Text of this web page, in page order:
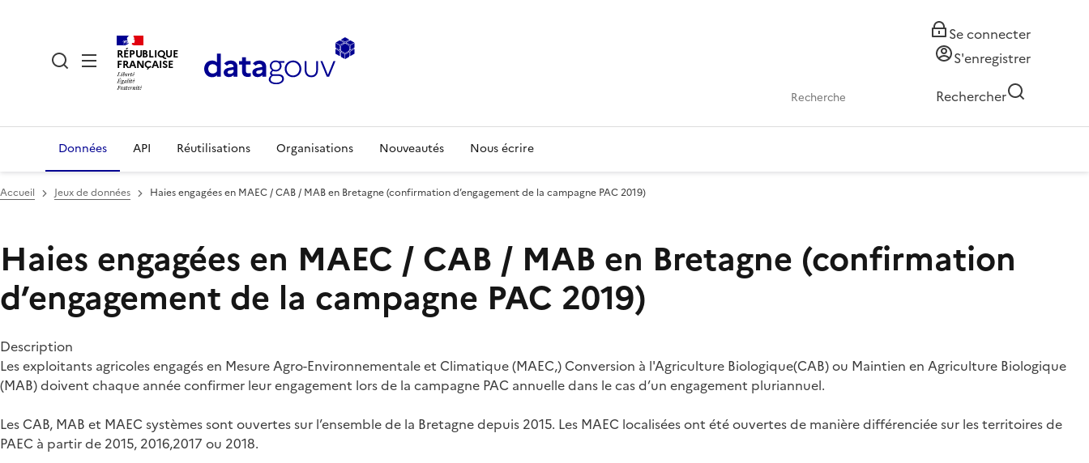
RÉPUBLIQUE
FRANÇAISE
Se connecter
S'enregistrer
Rechercher
Données API Réutilisations Organisations Nouveautés Nous écrire
Accueil Jeux de données Haies engagées en MAEC / CAB / MAB en Bretagne (confirmation d’engagement de la campagne PAC 2019)
Haies engagées en MAEC / CAB / MAB en Bretagne (confirmation
d’engagement de la campagne PAC 2019)
Description
Les exploitants agricoles engagés en Mesure Agro-Environnementale et Climatique (MAEC,) Conversion à l'Agriculture Biologique(CAB) ou Maintien en Agriculture Biologique
(MAB) doivent chaque année confirmer leur engagement lors de la campagne PAC annuelle dans le cas d’un engagement pluriannuel.
Les CAB, MAB et MAEC systèmes sont ouvertes sur l’ensemble de la Bretagne depuis 2015. Les MAEC localisées ont été ouvertes de manière différenciée sur les territoires de
PAEC à partir de 2015, 2016,2017 ou 2018.